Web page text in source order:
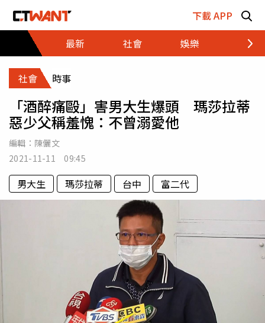
下載 APP
最新
社會 娛樂 財經
社會 時事
「酒醉痛毆」害男大生爆頭 瑪莎拉蒂
惡少父稱羞愧：不曾溺愛他
編輯： 陳儷文
2021-11-11 09:45
男大生 瑪莎拉蒂 台中 富二代